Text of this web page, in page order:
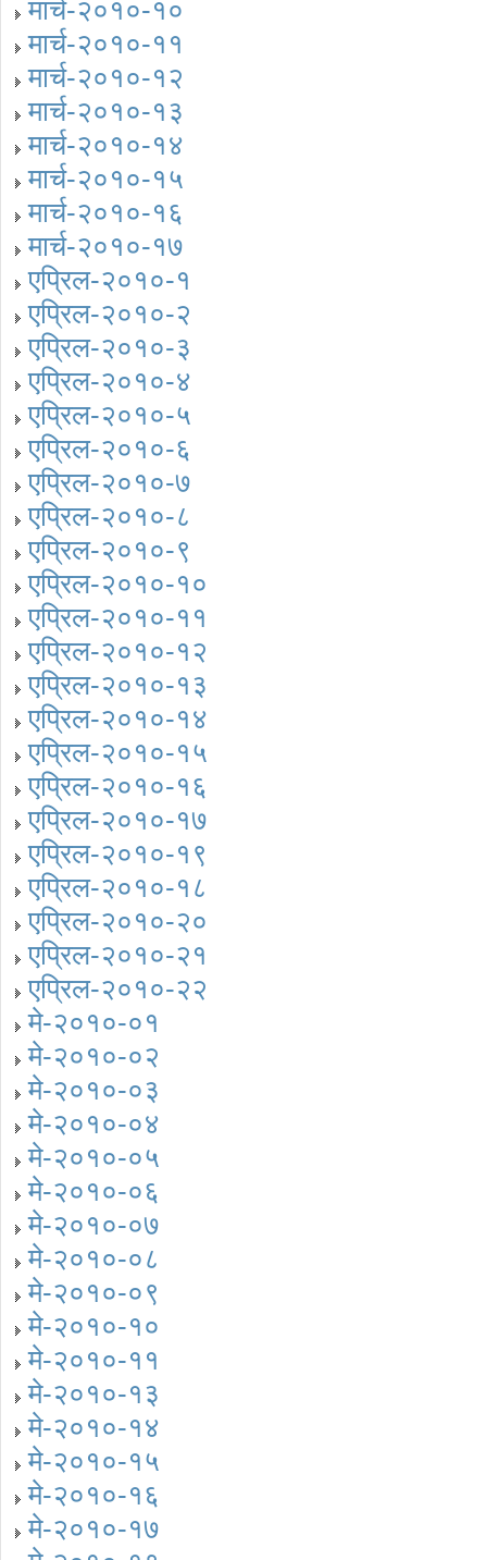
मार्च-२०१०-१०
मार्च-२०१०-११
मार्च-२०१०-१२
मार्च-२०१०-१३
मार्च-२०१०-१४
मार्च-२०१०-१५
मार्च-२०१०-१६
मार्च-२०१०-१७
एप्रिल-२०१०-१
एप्रिल-२०१०-२
एप्रिल-२०१०-३
एप्रिल-२०१०-४
एप्रिल-२०१०-५
एप्रिल-२०१०-६
एप्रिल-२०१०-७
एप्रिल-२०१०-८
एप्रिल-२०१०-९
एप्रिल-२०१०-१०
एप्रिल-२०१०-११
एप्रिल-२०१०-१२
एप्रिल-२०१०-१३
एप्रिल-२०१०-१४
एप्रिल-२०१०-१५
एप्रिल-२०१०-१६
एप्रिल-२०१०-१७
एप्रिल-२०१०-१९
एप्रिल-२०१०-१८
एप्रिल-२०१०-२०
एप्रिल-२०१०-२१
एप्रिल-२०१०-२२
मे-२०१०-०१
मे-२०१०-०२
मे-२०१०-०३
मे-२०१०-०४
मे-२०१०-०५
मे-२०१०-०६
मे-२०१०-०७
मे-२०१०-०८
मे-२०१०-०९
मे-२०१०-१०
मे-२०१०-११
मे-२०१०-१३
मे-२०१०-१४
मे-२०१०-१५
मे-२०१०-१६
मे-२०१०-१७